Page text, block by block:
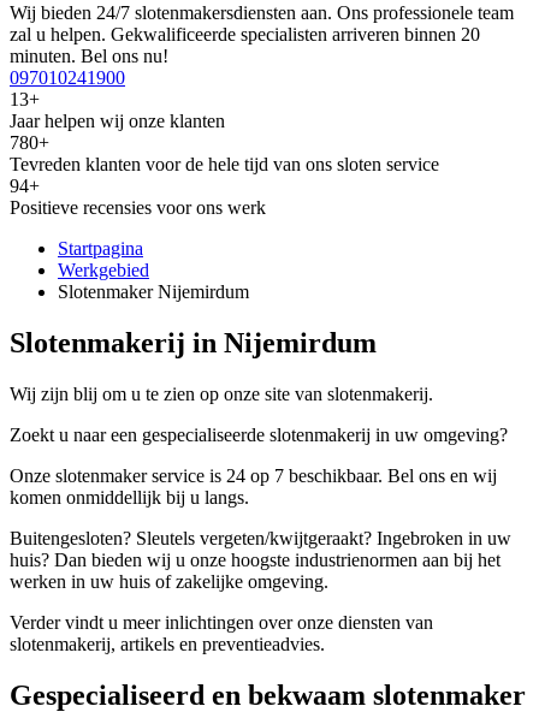
Wij bieden 24/7 slotenmakersdiensten aan. Ons professionele team
zal u helpen. Gekwalificeerde specialisten arriveren binnen 20
minuten. Bel ons nu!
097010241900
13+
Jaar helpen wij onze klanten
780+
Tevreden klanten voor de hele tijd van ons sloten service
94+
Positieve recensies voor ons werk
Startpagina
Werkgebied
Slotenmaker Nijemirdum
Slotenmakerij in Nijemirdum
Wij zijn blij om u te zien op onze site van slotenmakerij.
Zoekt u naar een gespecialiseerde slotenmakerij in uw omgeving?
Onze slotenmaker service is 24 op 7 beschikbaar. Bel ons en wij
komen onmiddellijk bij u langs.
Buitengesloten? Sleutels vergeten/kwijtgeraakt? Ingebroken in uw
huis? Dan bieden wij u onze hoogste industrienormen aan bij het
werken in uw huis of zakelijke omgeving.
Verder vindt u meer inlichtingen over onze diensten van
slotenmakerij, artikels en preventieadvies.
Gespecialiseerd en bekwaam slotenmaker